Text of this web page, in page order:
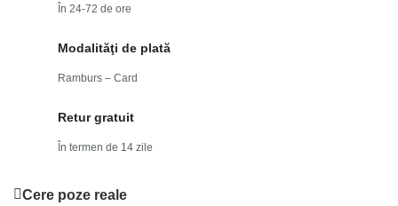
În 24-72 de ore
Modalităţi de plată
Ramburs – Card
Retur gratuit
În termen de 14 zile
Cere poze reale